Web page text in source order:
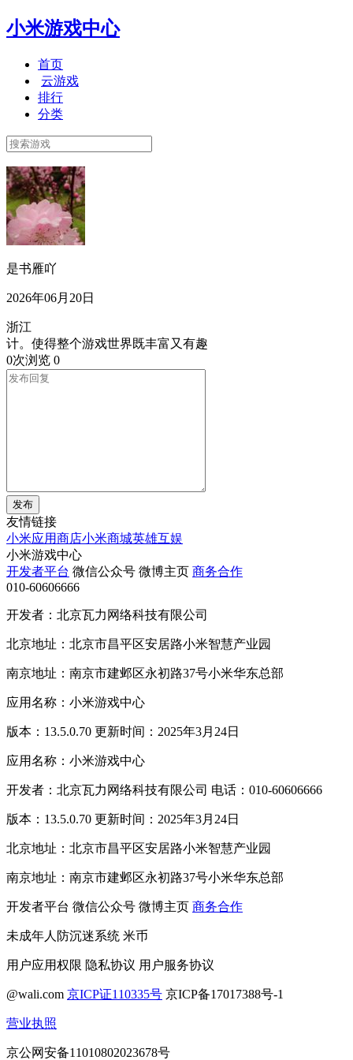
小米游戏中心
首页
云游戏
排行
分类
是书雁吖
2026年06月20日
浙江
计。使得整个游戏世界既丰富又有趣
0次浏览 0
发布
友情链接
小米应用商店小米商城英雄互娱
小米游戏中心
开发者平台 微信公众号 微博主页 商务合作
010-60606666
开发者：北京瓦力网络科技有限公司
北京地址：北京市昌平区安居路小米智慧产业园
南京地址：南京市建邺区永初路37号小米华东总部
应用名称：小米游戏中心
版本：13.5.0.70 更新时间：2025年3月24日
应用名称：小米游戏中心
开发者：北京瓦力网络科技有限公司 电话：010-60606666
版本：13.5.0.70 更新时间：2025年3月24日
北京地址：北京市昌平区安居路小米智慧产业园
南京地址：南京市建邺区永初路37号小米华东总部
开发者平台 微信公众号 微博主页 商务合作
未成年人防沉迷系统 米币
用户应用权限 隐私协议 用户服务协议
@wali.com 京ICP证110335号 京ICP备17017388号-1
营业执照
京公网安备11010802023678号